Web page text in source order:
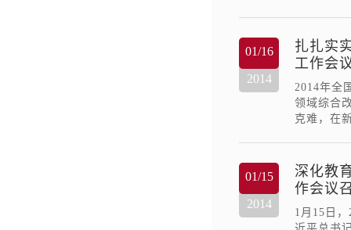
01/16
2014
扎扎实
工作会
2014年全
领域综合
克难，在
01/15
2014
深化教
作会议
1月15日